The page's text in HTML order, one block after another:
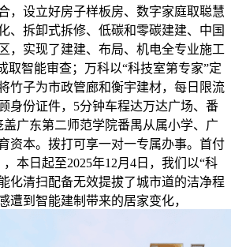
，设立好房子样板房、数字家庭取聪慧
、拆卸式拆修、低碳和零碳建建、中国
，实现了建建、布局、机电全专业施工
取智能审查；万科以“科技室第专家”定
竹子为市政管廊和衡宇建材，每日限流
身份证件，5分钟车程达万达广场、番
广东第二师范学院番禺从属小学、广
资本。拨打可享一对一专属办事。首付
本日起至2025年12月4日，我们以“科
化清扫配备无效提拔了城市道的洁净程
遭到智能建制带来的居家变化，